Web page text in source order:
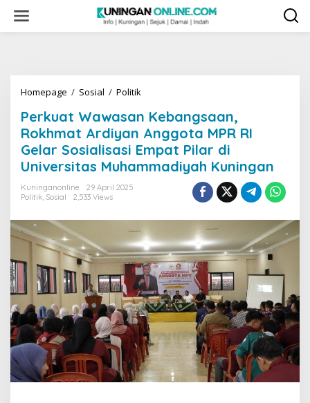
content
Homepage / Sosial / Politik
Kebangsaan,
Rokhmat
Ardiyan
Anggota
MPR
Pilar
di
Universitas
Muhammadiyah
Kuningan
Perkuat Wawasan Kebangsaan,
Rokhmat Ardiyan Anggota MPR RI
Gelar Sosialisasi Empat Pilar di
Universitas Muhammadiyah Kuningan
Kuninganonline
29 April 2025
Politik, Sosial 2,533 Views